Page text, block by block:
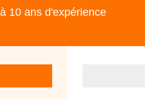
10 ans d'expérience